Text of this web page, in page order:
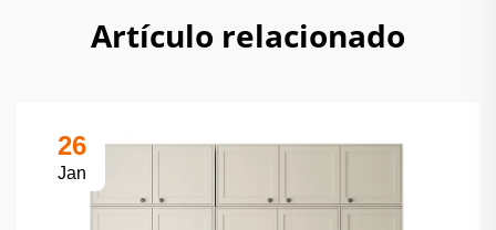
Artículo relacionado
26
Jan